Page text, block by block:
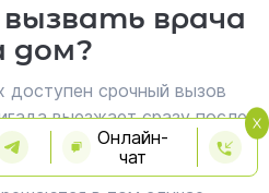
врача
дом?
доступен срочный вызов
выезжает сразу после
помощь при запое уже в
Онлайн-
чат